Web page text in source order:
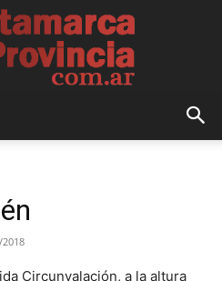
Provincia
Circunvalación, a la altura